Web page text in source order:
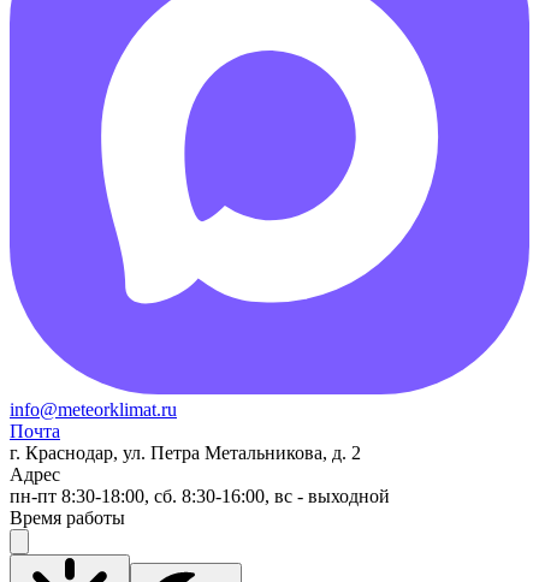
info@meteorklimat.ru
Почта
г. Краснодар, ул. Петра Метальникова, д. 2
Адрес
пн-пт 8:30-18:00, сб. 8:30-16:00, вс - выходной
Время работы